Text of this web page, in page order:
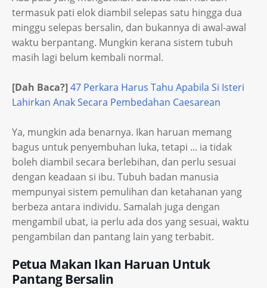
termasuk pati elok diambil selepas satu hingga dua
minggu selepas bersalin, dan bukannya di awal-awal
waktu berpantang. Mungkin kerana sistem tubuh
masih lagi belum kembali normal.
[Dah Baca?]47 Perkara Harus Tahu Apabila Si Isteri
Lahirkan Anak Secara Pembedahan Caesarean
Ya, mungkin ada benarnya. Ikan haruan memang
bagus untuk penyembuhan luka, tetapi ... ia tidak
boleh diambil secara berlebihan, dan perlu sesuai
dengan keadaan si ibu. Tubuh badan manusia
mempunyai sistem pemulihan dan ketahanan yang
berbeza antara individu. Samalah juga dengan
mengambil ubat, ia perlu ada dos yang sesuai, waktu
pengambilan dan pantang lain yang terbabit.
Petua Makan Ikan Haruan Untuk
Pantang Bersalin